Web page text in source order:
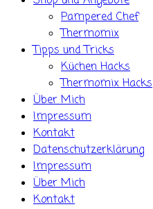
Pampered Chef
Thermomix
Tipps und Tricks
Küchen Hacks
Thermomix Hacks
Über Mich
Impressum
Kontakt
Datenschutzerklärung
Impressum
Über Mich
Kontakt